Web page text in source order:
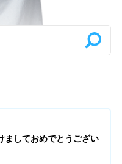
ましておめでとうござい